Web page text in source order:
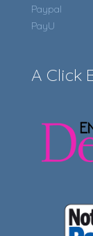
Paypal
PayU
A Click